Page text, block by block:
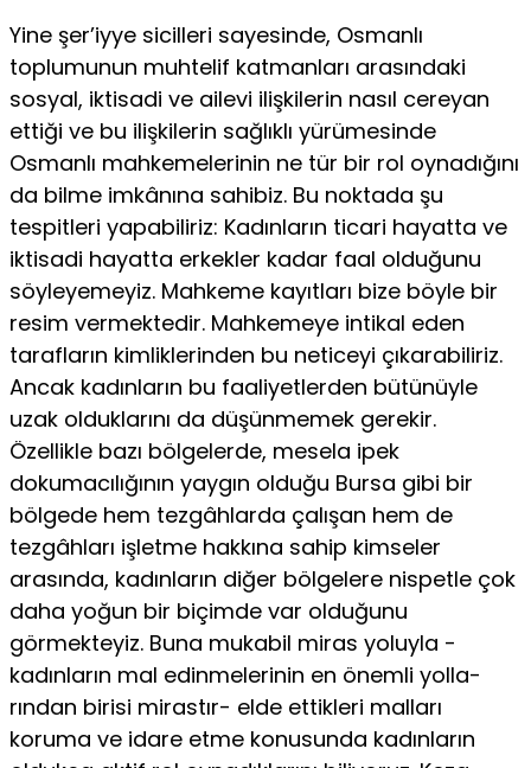
Yine şer’iyye sicilleri sayesinde, Osmanlı
toplumunun muh­telif katmanları arasındaki
sosyal, iktisadi ve ailevi ilişkilerin na­sıl cereyan
ettiği ve bu ilişkilerin sağlıklı yürümesinde
Osmanlı mahkemelerinin ne tür bir rol oynadığını
da bilme imkânına sahibiz. Bu noktada şu
tespitleri yapabiliriz: Kadınların ticari hayatta ve
iktisadi hayatta erkekler kadar faal olduğunu
söyle­yemeyiz. Mahkeme kayıtları bize böyle bir
resim vermektedir. Mahkemeye intikal eden
tarafların kimliklerinden bu neticeyi çıkarabiliriz.
Ancak kadınların bu faaliyetlerden bütünüyle
uzak olduklarını da düşünmemek gerekir.
Özellikle bazı bölgelerde, mesela ipek
dokumacılığının yaygın olduğu Bursa gibi bir
böl­gede hem tezgâhlarda çalışan hem de
tezgâhları işletme hakkına sahip kimseler
arasında, kadınların diğer bölgelere nispetle çok
daha yoğun bir biçimde var olduğunu
görmekteyiz. Buna muka­bil miras yoluyla -
kadınların mal edinmelerinin en önemli yolla­
rından birisi mirastır- elde ettikleri malları
koruma ve idare etme konusunda kadınların